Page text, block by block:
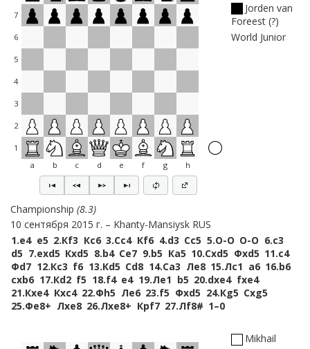
7
6
5
4
3
2
1
a
b c d e f g h
Jorden van
Foreest ?
World Junior
Championship 8.3
10 сентября 2015 г.
Khanty-Mansiysk RUS
1.e4 e5 2.Кf3 Кc6 3.Сc4 Кf6 4.d3 Сc5 5.O-O O-O 6.c3
d5 7.exd5 Кxd5 8.b4 Сe7 9.b5 Кa5 10.Сxd5 Фxd5 11.c4
Фd7 12.Кc3 f6 13.Кd5 Сd8 14.Сa3 Лe8 15.Лc1 a6 16.b6
cxb6 17.Кd2 f5 18.f4 e4 19.Лe1 b5 20.dxe4 fxe4
21.Кxe4 Кxc4 22.Фh5 Лe6 23.f5 Фxd5 24.Кg5 Сxg5
25.Фe8+ Лxe8 26.Лxe8+ Крf7 27.Лf8# 1–0
Mikhail